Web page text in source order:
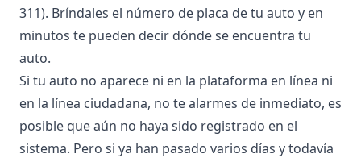
311). Bríndales el número de placa de tu auto y en
minutos te pueden decir dónde se encuentra tu
auto.
Si tu auto no aparece ni en la plataforma en línea ni
en la línea ciudadana, no te alarmes de inmediato, es
posible que aún no haya sido registrado en el
sistema. Pero si ya han pasado varios días y todavía